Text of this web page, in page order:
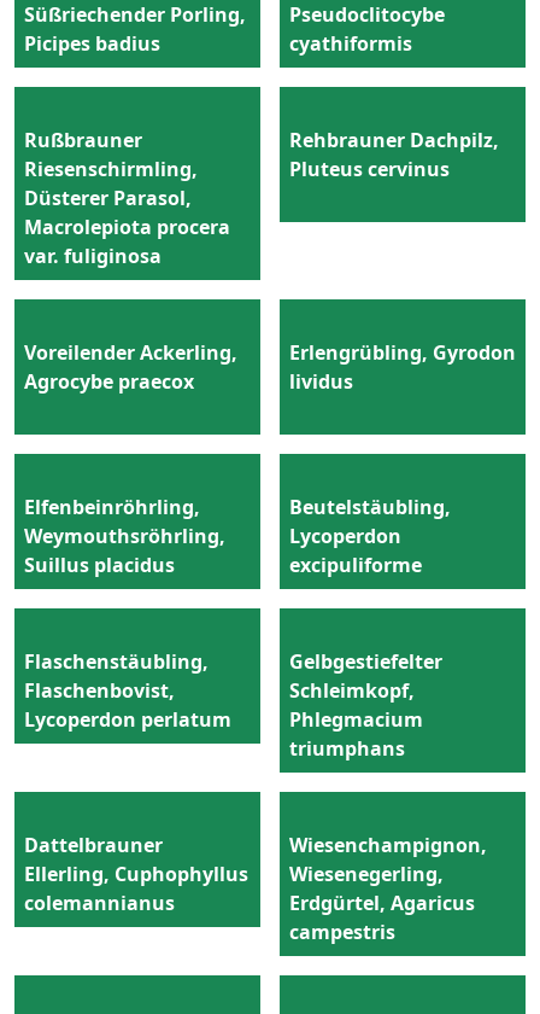
Süßriechender Porling,
Picipes badius
Pseudoclitocybe
cyathiformis
Rußbrauner
Riesenschirmling,
Düsterer Parasol,
Macrolepiota procera
var. fuliginosa
Rehbrauner Dachpilz,
Pluteus cervinus
Voreilender Ackerling,
Agrocybe praecox
Erlengrübling, Gyrodon
lividus
Elfenbeinröhrling,
Weymouthsröhrling,
Suillus placidus
Beutelstäubling,
Lycoperdon
excipuliforme
Flaschenstäubling,
Flaschenbovist,
Lycoperdon perlatum
Gelbgestiefelter
Schleimkopf,
Phlegmacium
triumphans
Dattelbrauner
Ellerling, Cuphophyllus
colemannianus
Wiesenchampignon,
Wiesenegerling,
Erdgürtel, Agaricus
campestris